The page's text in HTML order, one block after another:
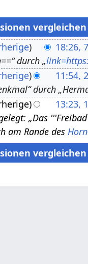
18:26,
durch „
11:54,
durch
13:23,
„Das
am Rande des